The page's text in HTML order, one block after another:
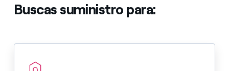
Buscas suministro para: